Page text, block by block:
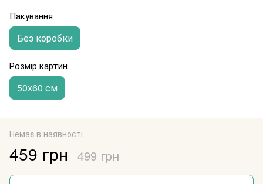
Пакування
Без коробки
Розмір картин
50х60 см
Немає в наявності
459 грн 499 грн